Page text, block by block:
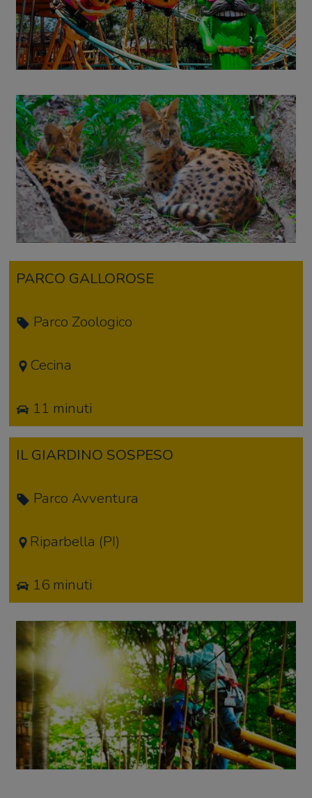
PARCO GALLOROSE
Parco Zoologico
Cecina
11 minuti
IL GIARDINO SOSPESO
Parco Avventura
Riparbella (PI)
16 minuti